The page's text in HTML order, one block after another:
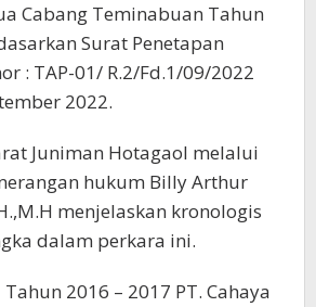
Cabang Teminabuan Tahun
Surat Penetapan
: TAP-01/ R.2/Fd.1/09/2022
2022.
Juniman Hotagaol melalui
hukum Billy Arthur
menjelaskan kronologis
dalam perkara ini.
2016 – 2017 PT. Cahaya